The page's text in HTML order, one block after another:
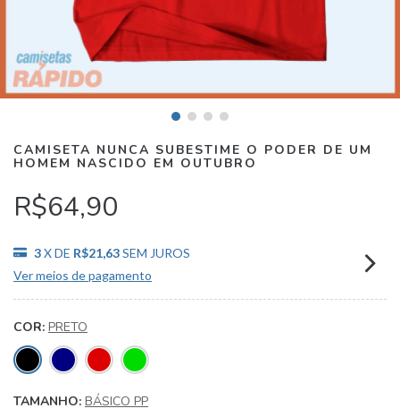
CAMISETA NUNCA SUBESTIME O PODER DE UM
HOMEM NASCIDO EM OUTUBRO
R$64,90
3X DE R$21,63SEM JUROS
Ver meios de pagamento
COR: PRETO
TAMANHO: BÁSICO PP